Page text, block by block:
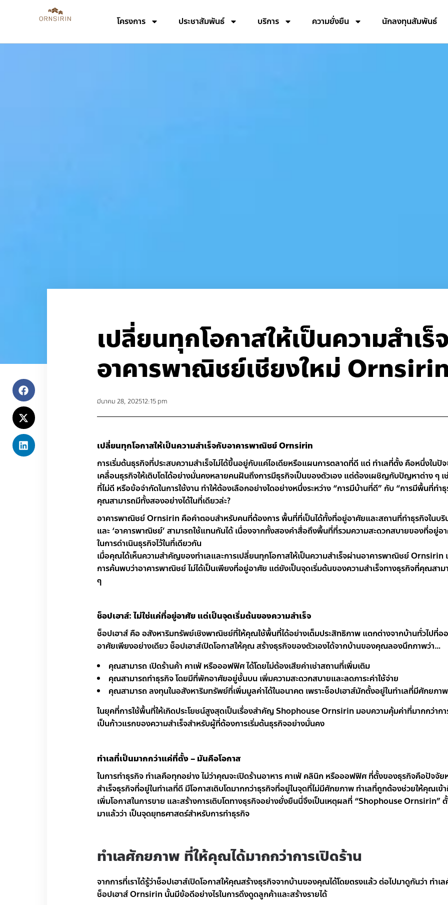
โครงการ ประชาสัมพันธ์ บริการ ความยั่งยืน นักลงทุนสัมพันธ์
เปลี่ยนทุกโอกาสให้เป็นความสำเร็
อาคารพาณิชย์เชียงใหม่
มีนาคม 28, 202512:15 pm
เปลี่ยนทุกโอกาสให้เป็นความสำเร็จกับอาคารพาณิชย์ Ornsirin
การเริ่มต้นธุรกิจที่ประสบความสำเร็จไม่ได้ขึ้นอยู่กับแค่ไอเดียหรือแผนการตลาดที่ดี แต่ ทำเลที่ตั้ง คือหนึ่งใน
เคลื่อนธุรกิจให้เติบโตได้อย่างมั่นคงหลายคนฝันถึงการมีธุรกิจเป็นของตัวเอง แต่ต้องเผชิญกับปัญหาต่าง ๆ เ
ที่ไม่ดี หรือข้อจำกัดในการใช้งาน ทำให้ต้องเลือกอย่างใดอย่างหนึ่งระหว่าง “การมีบ้านที่ดี” กับ “การมีพื้นที่ทำ
คุณสามารถมีทั้งสองอย่างได้ในที่เดียวล่ะ?
อาคารพาณิชย์ Ornsirin คือคำตอบสำหรับคนที่ต้องการ พื้นที่ที่เป็นได้ทั้งที่อยู่อาศัยและสถานที่ทำธุรกิจในบริบ
และ ‘อาคารพาณิชย์’ สามารถใช้แทนกันได้ เนื่องจากทั้งสองคำสื่อถึงพื้นที่ที่รวมความสะดวกสบายของที่อยู่อ
ในการดำเนินธุรกิจไว้ในที่เดียวกัน
เมื่อคุณได้เห็นความสำคัญของทำเลและการเปลี่ยนทุกโอกาสให้เป็นความสำเร็จผ่านอาคารพาณิชย์
การค้นพบว่าอาคารพาณิชย์ ไม่ได้เป็นเพียงที่อยู่อาศัย แต่ยังเป็นจุดเริ่มต้นของความสำเร็จทางธุรกิจที่คุณสาม
ๆ
ช็อปเฮาส์: ไม่ใช่แค่ที่อยู่อาศัย แต่เป็นจุดเริ่มต้นของความสำเร็จ
ช็อปเฮาส์ คือ อสังหาริมทรัพย์เชิงพาณิชย์ที่ให้คุณใช้พื้นที่ได้อย่างเต็มประสิทธิภาพ แตกต่างจากบ้านทั่วไปที่อ
อาศัยเพียงอย่างเดียว ช็อปเฮาส์เปิดโอกาสให้คุณ สร้างธุรกิจของตัวเองได้จากบ้านของคุณลองนึกภาพว่า…
คุณสามารถ เปิดร้านค้า คาเฟ่ หรือออฟฟิศ ได้โดยไม่ต้องเสียค่าเช่าสถานที่เพิ่มเติม
คุณสามารถทำธุรกิจ โดยมีที่พักอาศัยอยู่ชั้นบน เพิ่มความสะดวกสบายและลดภาระค่าใช้จ่าย
คุณสามารถ ลงทุนในอสังหาริมทรัพย์ที่เพิ่มมูลค่าได้ในอนาคต เพราะช็อปเฮาส์มักตั้งอยู่ในทำเลที่มีศักยภา
ในยุคที่การใช้พื้นที่ให้เกิดประโยชน์สูงสุดเป็นเรื่องสำคัญ Shophouse Ornsirin มอบความคุ้มค่าที่มากกว่าก
เป็นก้าวแรกของความสำเร็จสำหรับผู้ที่ต้องการเริ่มต้นธุรกิจอย่างมั่นคง
ทำเลที่เป็นมากกว่าแค่ที่ตั้ง – มันคือโอกาส
ในการทำธุรกิจ ทำเลคือทุกอย่าง ไม่ว่าคุณจะเปิดร้านอาหาร คาเฟ่ คลินิก หรือออฟฟิศ ที่ตั้งของธุรกิจคือปัจจั
สำเร็จธุรกิจที่อยู่ในทำเลที่ดี มีโอกาสเติบโตมากกว่าธุรกิจที่อยู่ในจุดที่ไม่มีศักยภาพ ทำเลที่ถูกต้องช่วยให้คุณเข้
เพิ่มโอกาสในการขาย และสร้างการเติบโตทางธุรกิจอย่างยั่งยืนนี่จึงเป็นเหตุผลที่ “Shophouse Ornsirin”
มาแล้วว่า เป็นจุดยุทธศาสตร์สำหรับการทำธุรกิจ
ทำเลศักยภาพ ที่ให้คุณได้มากกว่าการเปิดร้าน
จากการที่เราได้รู้ว่าช็อปเฮาส์เปิดโอกาสให้คุณสร้างธุรกิจจากบ้านของคุณได้โดยตรงแล้ว ต่อไปมาดูกันว่า ทำ
ช็อปเฮาส์ Ornsirin นั้นมีข้อดีอย่างไรในการดึงดูดลูกค้าและสร้างรายได้